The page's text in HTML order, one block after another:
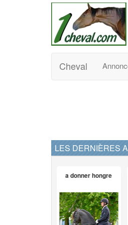
Cheval
LES DERNIÈRES
a donner hongre